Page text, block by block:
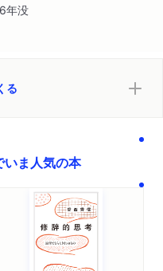
年没
る
いま人気の本